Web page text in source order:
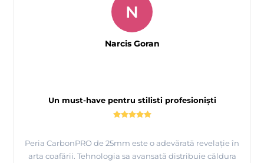
Un must-have pentru stilisti profesioniști
Peria CarbonPRO de 25mm este o adevărată revelație în
arta coafării. Tehnologia sa avansată distribuie căldura
N
Narcis Goran